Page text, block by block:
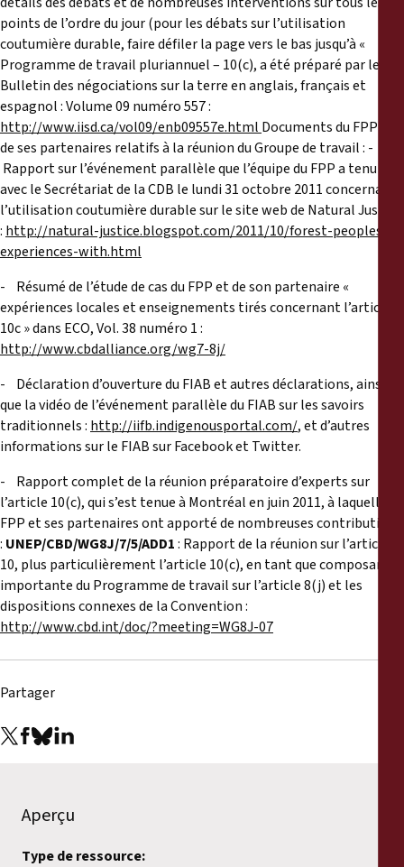
points de l’ordre du jour (pour les débats sur l’utilisation
coutumière durable, faire défiler la page vers le bas jusqu’à «
Programme de travail pluriannuel – 10(c), a été préparé par le
Bulletin des négociations sur la terre en anglais, français et
espagnol : Volume 09 numéro 557 :
http://www.iisd.ca/vol09/enb09557e.html Documents du FPP et
de ses partenaires relatifs à la réunion du Groupe de travail : -
Rapport sur l’événement parallèle que l’équipe du FPP a tenu
avec le Secrétariat de la CDB le lundi 31 octobre 2011 concernant
l’utilisation coutumière durable sur le site web de Natural Justice
: http://natural-justice.blogspot.com/2011/10/forest-peoples-
experiences-with.html
- Résumé de l’étude de cas du FPP et de son partenaire «
expériences locales et enseignements tirés concernant l’article
10c » dans ECO, Vol. 38 numéro 1 :
http://www.cbdalliance.org/wg7-8j/
- Déclaration d’ouverture du FIAB et autres déclarations, ainsi
que la vidéo de l’événement parallèle du FIAB sur les savoirs
traditionnels : http://iifb.indigenousportal.com/, et d’autres
informations sur le FIAB sur Facebook et Twitter.
- Rapport complet de la réunion préparatoire d’experts sur
l’article 10(c), qui s’est tenue à Montréal en juin 2011, à laquelle le
FPP et ses partenaires ont apporté de nombreuses contributions
: UNEP/CBD/WG8J/7/5/ADD1: Rapport de la réunion sur l’article
10, plus particulièrement l’article 10(c), en tant que composante
importante du Programme de travail sur l’article 8(j) et les
dispositions connexes de la Convention :
http://www.cbd.int/doc/?meeting=WG8J-07
Partager
Aperçu
Type de ressource: